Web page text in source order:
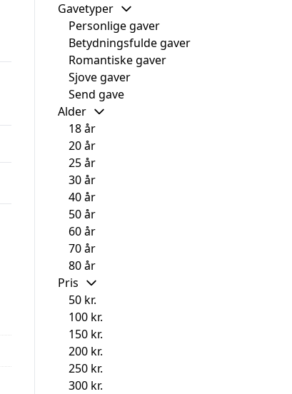
Gavetyper
Personlige gaver
Betydningsfulde gaver
Romantiske gaver
Sjove gaver
Send gave
Alder
18 år
20 år
25 år
30 år
40 år
50 år
60 år
70 år
80 år
Pris
50 kr.
100 kr.
150 kr.
200 kr.
250 kr.
300 kr.